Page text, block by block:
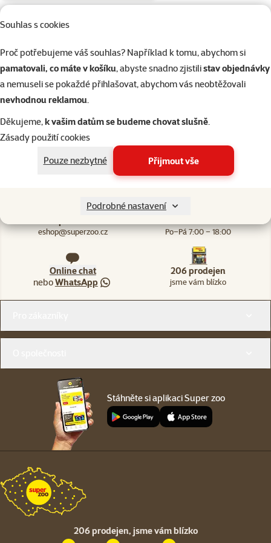
Souhlas s cookies
Proč potřebujeme váš souhlas? Například k tomu, abychom si
pamatovali, co máte v košíku, abyste snadno zjistilistav objednávky
a nemuseli se pokaždé přihlašovat, abychom vás neobtěžovali
nevhodnou reklamou.
Děkujeme,k vašim datům se budeme chovat slušně.
Zásady použití cookies
Pouze nezbytné
Přijmout vše
Podrobné nastavení
Cena
549 Kč
Skladem do košíku
eshop@superzoo.cz Po–Pá 7:00 – 18:00
Online chat
neboWhatsApp
206 prodejen
jsme vám blízko
Stáhněte si aplikaci Super zoo
206 prodejen, jsme vám blízko